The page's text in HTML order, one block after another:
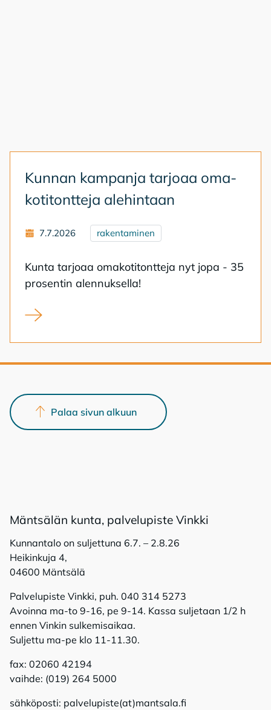
Kun­nan kam­pan­ja tar­jo­aa oma­
ko­ti­tont­te­ja ale­hin­taan
7.7.2026 rakentaminen
Kun­ta tar­jo­aa oma­ko­ti­tont­te­ja nyt jopa - 35
pro­sen­tin alen­nuk­sel­la!
Kunnan kampanja tarjoaa omakotitontteja alehintaan
Mänt­sä­län kun­ta, pal­ve­lu­pis­te Vink­ki
Kunnantalo on suljettuna 6.7. – 2.8.26
Heikinkuja 4,
04600 Mäntsälä
Palvelupiste Vinkki, puh. 040 314 5273
Avoinna ma-to 9-16, pe 9-14. Kassa suljetaan 1/2 h
ennen Vinkin sulkemisaikaa.
Suljettu ma-pe klo 11-11.30.
fax: 02060 42194
vaihde: (019) 264 5000
sähköposti: palvelupiste(at)mantsala.fi
Palaa sivun alkuun